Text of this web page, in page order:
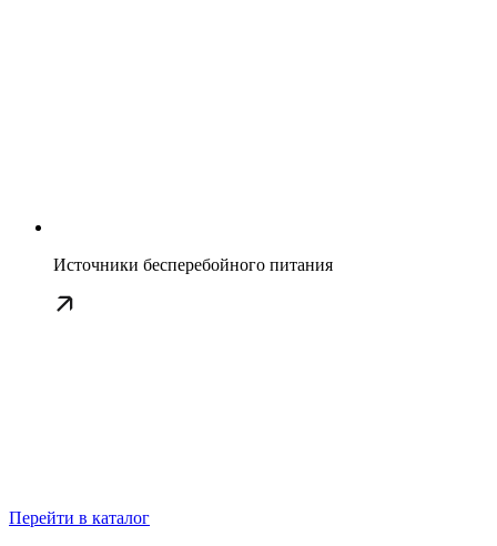
Источники бесперебойного питания
Перейти в каталог